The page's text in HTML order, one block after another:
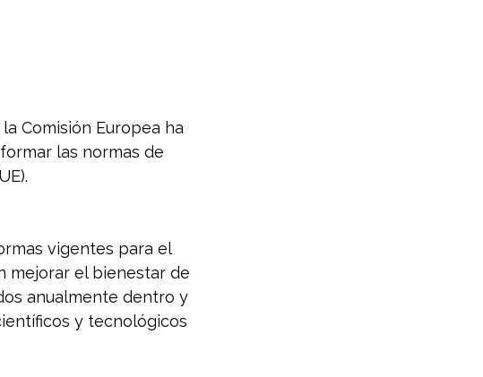
Comisión Europea ha
las normas de
vigentes para el
mejorar el bienestar de
anualmente dentro y
y tecnológicos